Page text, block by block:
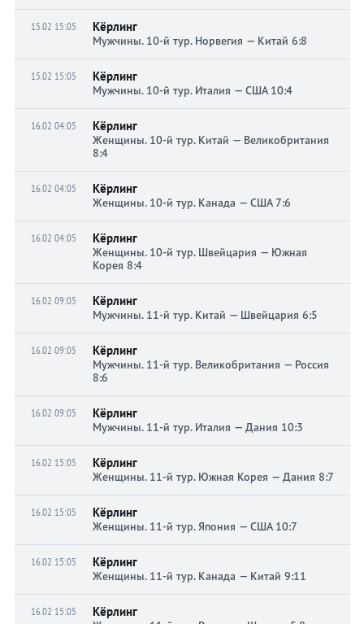
15.02 15:05 Кёрлинг
Мужчины. 10-й тур. Норвегия — Китай 6:8
15.02 15:05 Кёрлинг
Мужчины. 10-й тур. Италия — США 10:4
16.02 04:05 Кёрлинг
Женщины. 10-й тур. Китай — Великобритания
8:4
16.02 04:05 Кёрлинг
Женщины. 10-й тур. Канада — США 7:6
16.02 04:05 Кёрлинг
Женщины. 10-й тур. Швейцария — Южная
Корея 8:4
16.02 09:05 Кёрлинг
Мужчины. 11-й тур. Китай — Швейцария 6:5
16.02 09:05 Кёрлинг
Мужчины. 11-й тур. Великобритания — Россия
8:6
16.02 09:05 Кёрлинг
Мужчины. 11-й тур. Италия — Дания 10:3
16.02 15:05 Кёрлинг
Женщины. 11-й тур. Южная Корея — Дания 8:7
16.02 15:05 Кёрлинг
Женщины. 11-й тур. Япония — США 10:7
16.02 15:05 Кёрлинг
Женщины. 11-й тур. Канада — Китай 9:11
16.02 15:05 Кёрлинг